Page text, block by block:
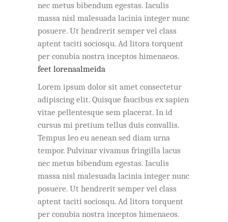
nec metus bibendum egestas. Iaculis
massa nisl malesuada lacinia integer nunc
posuere. Ut hendrerit semper vel class
aptent taciti sociosqu. Ad litora torquent
per conubia nostra inceptos himenaeos.
feet lorenaalmeida
Lorem ipsum dolor sit amet consectetur
adipiscing elit. Quisque faucibus ex sapien
vitae pellentesque sem placerat. In id
cursus mi pretium tellus duis convallis.
Tempus leo eu aenean sed diam urna
tempor. Pulvinar vivamus fringilla lacus
nec metus bibendum egestas. Iaculis
massa nisl malesuada lacinia integer nunc
posuere. Ut hendrerit semper vel class
aptent taciti sociosqu. Ad litora torquent
per conubia nostra inceptos himenaeos.